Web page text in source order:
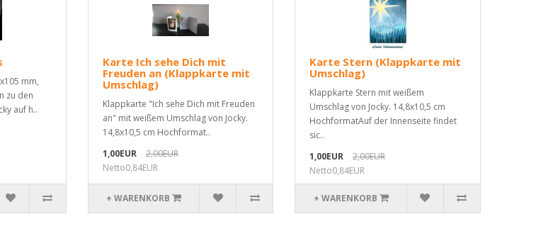
mm,
zu den
auf h..
Karte Ich sehe Dich mit
Freuden an (Klappkarte mit
Umschlag)
Klappkarte "Ich sehe Dich mit Freuden
an" mit weißem Umschlag von Jocky.
14,8x10,5 cm Hochformat..
1,00EUR
2,00EUR
Netto0,84EUR
+ WARENKORB
Karte Stern (Klappkarte mit
Umschlag)
Klappkarte Stern mit weißem
Umschlag von Jocky. 14,8x10,5 cm
HochformatAuf der Innenseite findet
sic..
1,00EUR
2,00EUR
Netto0,84EUR
+ WARENKORB